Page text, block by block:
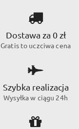
Dostawa za 0 zł
Gratis to uczciwa cena
Szybka realizacja
Wysyłka w ciągu 24h